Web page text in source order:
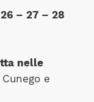
26 – 27 – 28
nelle
e